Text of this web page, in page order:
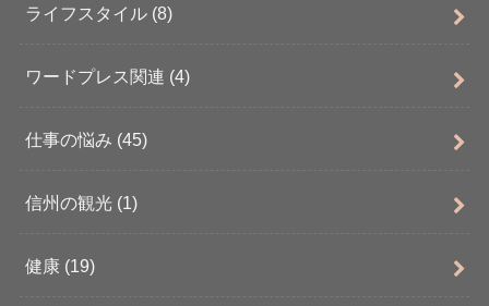
ライフスタイル (8)
ワードプレス関連 (4)
仕事の悩み (45)
信州の観光 (1)
健康 (19)